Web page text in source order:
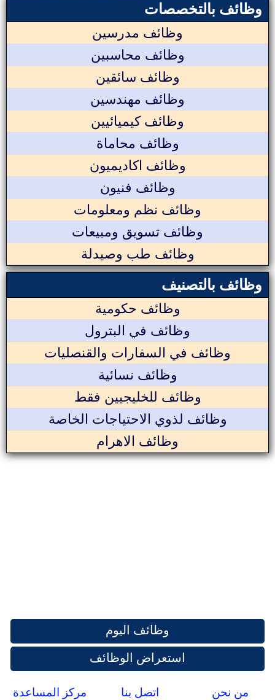
وظائف بالتخصصات
وظائف مدرسين
وظائف محاسبين
وظائف سائقين
وظائف مهندسين
وظائف كيميائيين
وظائف محاماة
وظائف اكاديميون
وظائف فنيون
وظائف نظم ومعلومات
وظائف تسويق ومبيعات
وظائف طب وصيدلة
وظائف بالتصنيف
وظائف حكومية
وظائف في البترول
وظائف في السفارات والقنصليات
وظائف نسائية
وظائف للخليجيين فقط
وظائف لذوي الاحتياجات الخاصة
وظائف الاهرام
وظائف اليوم
استعراض الوظائف
من نحن اتصل بنا مركز المساعدة